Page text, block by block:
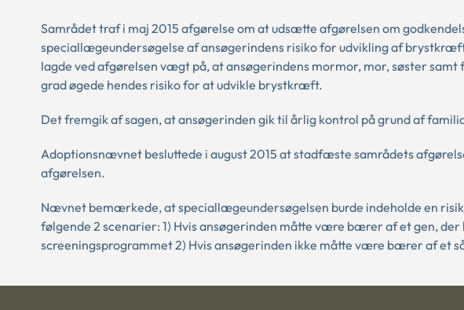
Samrådet traf i maj 2015 afgørelse om at udsætte afgørelsen om
speciallægeundersøgelse af ansøgerindens risiko for udvikling af
lagde ved afgørelsen vægt på, at ansøgerindens mormor, mor, søster
grad øgede hendes risiko for at udvikle brystkræft.
Det fremgik af sagen, at ansøgerinden gik til årlig kontrol på grund af
Adoptionsnævnet besluttede i august 2015 at stadfæste samrådets
afgørelsen.
Nævnet bemærkede, at speciallægeundersøgelsen burde indeholde en
følgende 2 scenarier: 1) Hvis ansøgerinden måtte være bærer af et gen,
screeningsprogrammet 2) Hvis ansøgerinden ikke måtte være bærer af et